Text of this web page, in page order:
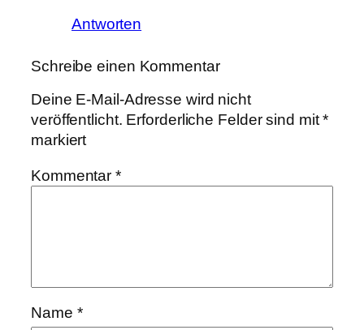
Antworten
Schreibe einen Kommentar
Deine E-Mail-Adresse wird nicht
veröffentlicht. Erforderliche Felder sind mit*
markiert
Kommentar*
Name *